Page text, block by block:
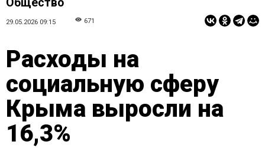
29.05.2026 09:15 671
Расходы на
социальную сферу
Крыма выросли на
16,3%